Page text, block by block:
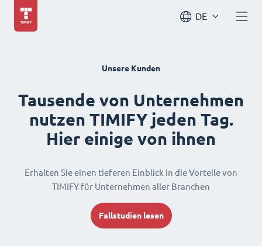
DE
Unsere Kunden
Tausende von Unternehmen
nutzen TIMIFY jeden Tag.
Hier einige von ihnen
Erhalten Sie einen tieferen Einblick in die Vorteile von
TIMIFY für Unternehmen aller Branchen
Fallstudien lesen